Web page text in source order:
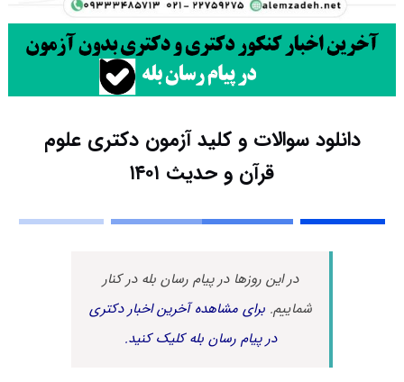
دانلود سوالات و کلید آزمون دکتری علوم
قرآن و حدیث ۱۴۰۱
در این روزها در پیام رسان بله در کنار
شماییم.برای مشاهده آخرین اخبار دکتری
در پیام رسان بله کلیک کنید.